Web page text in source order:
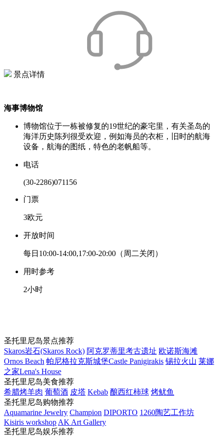
景点详情
海事博物馆
博物馆位于一栋被修复的19世纪的豪宅里，有关圣岛的
海洋历史陈列很受欢迎，例如海员的衣柜，旧时的航海
设备，航海的图纸，特色的老帆船等。
电话
(30-2286)071156
门票
3欧元
开放时间
每日10:00-14:00,17:00-20:00（周二关闭）
用时参考
2小时
圣托里尼岛景点推荐
Skaros岩石(Skaros Rock) 阿克罗蒂里考古遗址 欧诺斯海滩
Ornos Beach 帕尼格拉克斯城堡Castle Panigirakis 锡拉火山 莱娜
之家Lena's House
圣托里尼岛美食推荐
希腊烤羊肉 葡萄酒 皮塔 Kebab 酿西红柿球 烤鱿鱼
圣托里尼岛购物推荐
Aquamarine Jewelry Champion DIPORTO 1260陶艺工作坊
Kisiris workshop AK Art Gallery
圣托里尼岛娱乐推荐